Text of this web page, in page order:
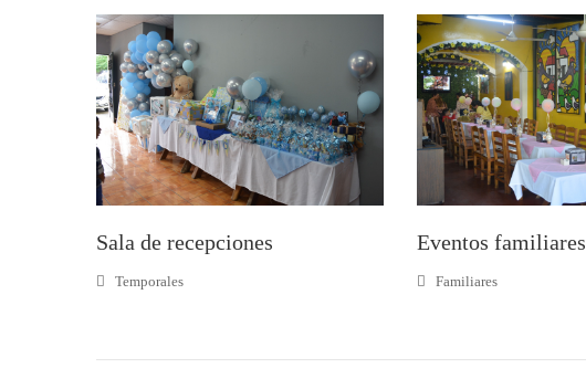
Sala de recepciones
Temporales
Eventos familiares
Familiares